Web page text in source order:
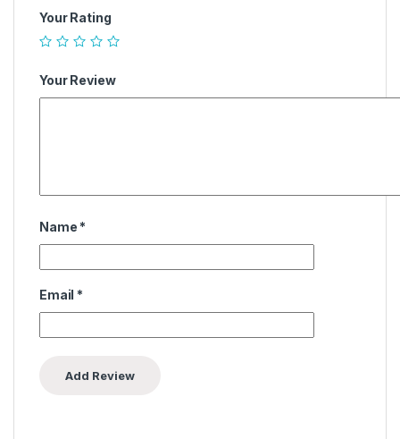
Your Rating
Your Review
Name *
Email *